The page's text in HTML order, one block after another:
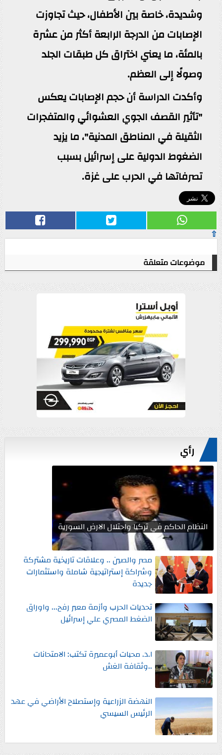
وشديدة، خاصة بين الأطفال، حيث تجاوزت
الإصابات من الدرجة الرابعة أكثر من عشرة
بالمئة، ما يعني اختراق كل طبقات الجلد
وصولًا إلى العظم.
وأكدت الدراسة أن حجم الإصابات يعكس
"تأثير القصف الجوي العشوائي والمتفجرات
الثقيلة في المناطق المدنية"، ما يزيد
الضغوط الدولية على إسرائيل بسبب
تصرفاتها في الحرب على غزة.
⇧
موضوعات متعلقة
رأي
النظام الحاكم في تركيا واحتلال الارض السورية
مصر والصين .. وعلاقات تاريخية مشتركة
وشراكة إستراتيجية شاملة واستثمارات
جديدة
تحديات الحرب وأزمة معبر رفح... واوراق
الضغط المصري علي إسرائيل
ا.د. محبات أبوعميرة تكتب: الامتحانات
..وثقافة الغش
النهضة الزراعية وإستصلاح الأراضي في عهد
الرئيس السيسي